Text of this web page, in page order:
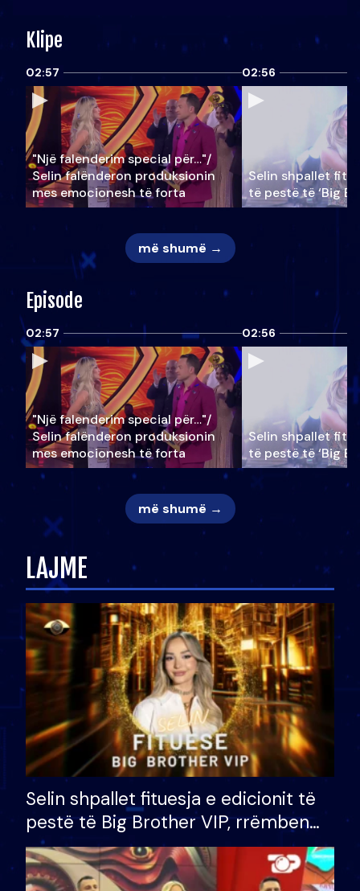
Klipe
02:57
"Një falenderim special për…"/
Selin falënderon produksionin
mes emocionesh të forta
02:56
Selin shpallet
të pestë të ‘Big
më shumë →
Episode
02:57
"Një falenderim special për…"/
Selin falënderon produksionin
mes emocionesh të forta
02:56
Selin shpallet
të pestë të ‘Big
më shumë →
LAJME
Selin shpallet fituesja e edicionit të
pestë të Big Brother VIP, rrëmben
çmimin e madh prej 100 mijë eurosh